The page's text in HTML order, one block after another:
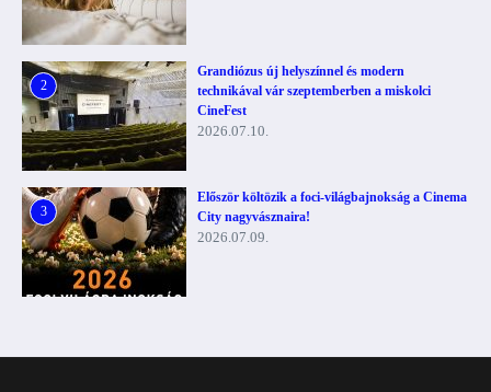
2
Grandiózus új helyszínnel és modern
technikával vár szeptemberben a miskolci
CineFest
2026.07.10.
3
Először költözik a foci-világbajnokság a Cinema
City nagyvásznaira!
2026.07.09.